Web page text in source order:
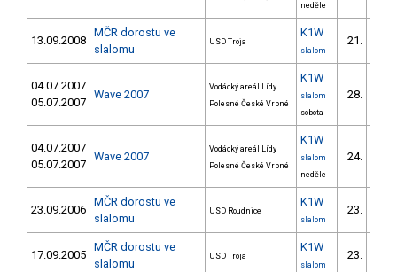
neděle
13.09.2008
MČR dorostu ve
slalomu
USD Troja
K1W
slalom
21.
04.07.2007
05.07.2007
Wave 2007
Vodácký areál Lídy
Polesné České Vrbné
K1W
slalom
sobota
28.
04.07.2007
05.07.2007
Wave 2007
Vodácký areál Lídy
Polesné České Vrbné
K1W
slalom
neděle
24.
23.09.2006
MČR dorostu ve
slalomu
USD Roudnice
K1W
slalom
23.
17.09.2005
MČR dorostu ve
slalomu
USD Troja
K1W
slalom
23.